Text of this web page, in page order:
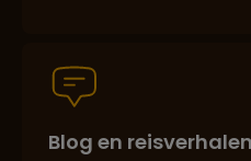
Best beoordeelde
Blog en reisverhalen